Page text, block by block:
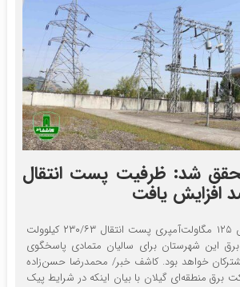
شد: ظرفیت پست انتقال
با به مدار آمدن ترانس ۱۲۵ مگاولت‌آمپری پست انتقال ۲۳۰/۶۳ کیلوولت
این شهرستان برای سالیان متمادی پاسخگوی
خواهد بود. کاشف خبر/ محمدرضا حسن‌زاده
برق منطقه‌ای گیلان با بیان اینکه در شرایط پیک